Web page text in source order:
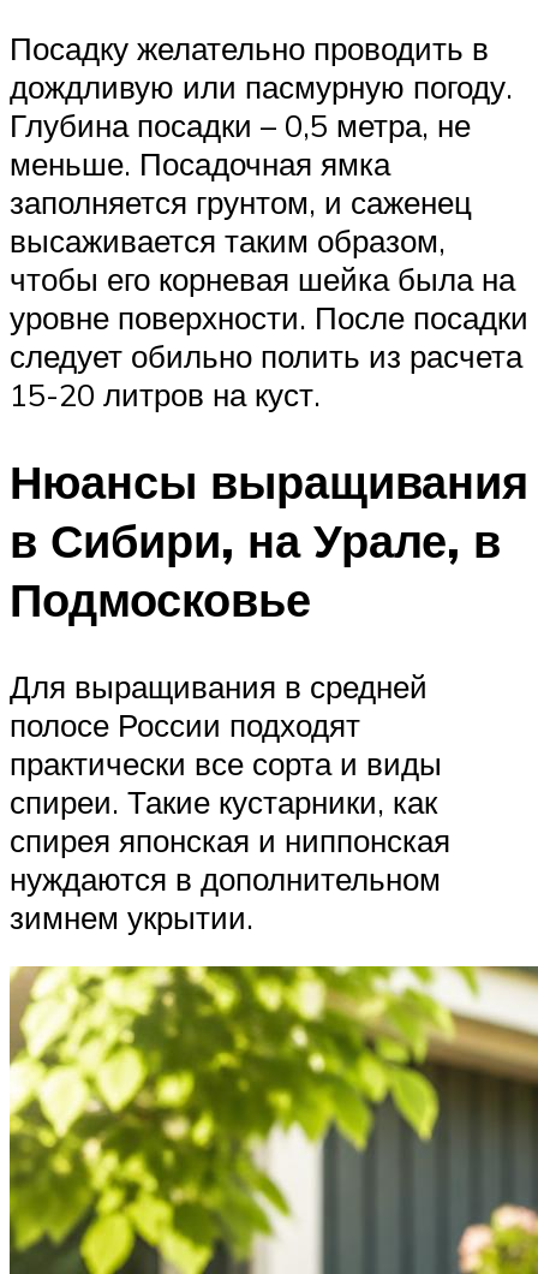
Посадку желательно проводить в
дождливую или пасмурную погоду.
Глубина посадки – 0,5 метра, не
меньше. Посадочная ямка
заполняется грунтом, и саженец
высаживается таким образом,
чтобы его корневая шейка была на
уровне поверхности. После посадки
следует обильно полить из расчета
15-20 литров на куст.
Нюансы выращивания
в Сибири, на Урале, в
Подмосковье
Для выращивания в средней
полосе России подходят
практически все сорта и виды
спиреи. Такие кустарники, как
спирея японская и ниппонская
нуждаются в дополнительном
зимнем укрытии.